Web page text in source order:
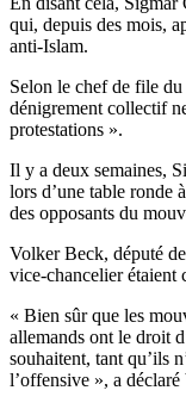
qui, depuis des mois,
anti-Islam.
Selon le chef de file
dénigrement collectif
protestations ».
Il y a deux semaines,
lors d’une table ronde
des opposants du
Volker Beck, député
vice-chancelier étaient
« Bien sûr que les
allemands ont le droit
souhaitent, tant qu’ils
l’offensive », a